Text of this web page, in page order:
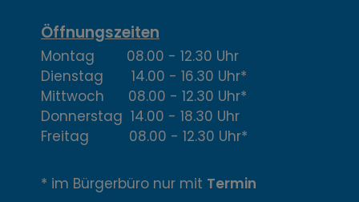
,
Ö
f
f
n
Öffnungszeiten
Montag 08.00 - 12.30 Uhr
Dienstag 14.00 - 16.30 Uhr*
Mittwoch 08.00 - 12.30 Uhr*
Donnerstag 14.00 - 18.30 Uhr
Freitag 08.00 - 12.30 Uhr*
* im Bürgerbüro nur mit Termin